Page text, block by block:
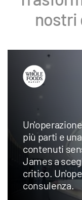
nostri
La banca
sede a
Redaction
e
occupano di
maggior